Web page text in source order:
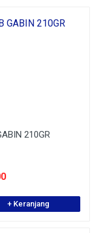
210GR
+ Keranjang